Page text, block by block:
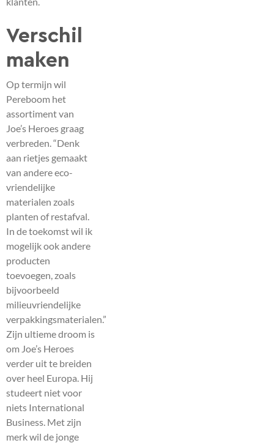
Verschil
maken
Op termijn wil
Pereboom het
assortiment van
Joe’s Heroes graag
verbreden. “Denk
aan rietjes gemaakt
van andere eco-
vriendelijke
materialen zoals
planten of restafval.
In de toekomst wil ik
mogelijk ook andere
producten
toevoegen, zoals
bijvoorbeeld
milieuvriendelijke
verpakkingsmaterialen.”
Zijn ultieme droom is
om Joe’s Heroes
verder uit te breiden
over heel Europa. Hij
studeert niet voor
niets International
Business. Met zijn
merk wil de jonge